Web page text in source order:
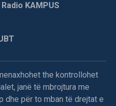
Radio KAMPUS
the kontrollohet
janë të mbrojtura me
dhe për to mban të drejtat e